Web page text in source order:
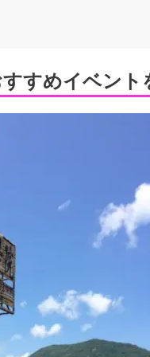
すめイベント